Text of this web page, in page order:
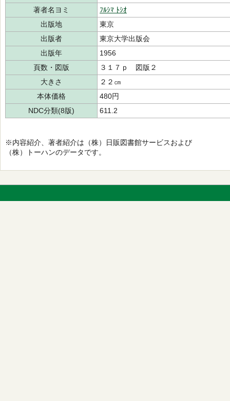
著者名ヨミ
ﾌﾙｼﾏ ﾄｼｵ
出版地
東京
出版者
東京大学出版会
出版年
1956
頁数・図版
３１７ｐ 図版２
大きさ
２２㎝
本体価格
480円
NDC分類(8版)
611.2
※内容紹介、著者紹介は（株）日販図書館サービスおよび
（株）トーハンのデータです。